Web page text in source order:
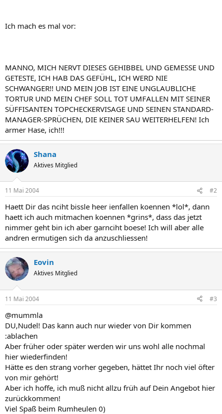
Ich mach es mal vor:
MANNO, MICH NERVT DIESES GEHIBBEL UND GEMESSE UND
GETESTE, ICH HAB DAS GEFÜHL, ICH WERD NIE
SCHWANGER!! UND MEIN JOB IST EINE UNGLAUBLICHE
TORTUR UND MEIN CHEF SOLL TOT UMFALLEN MIT SEINER
SÜFFISANTEN TOPCHECKERVISAGE UND SEINEN STANDARD-
MANAGER-SPRÜCHEN, DIE KEINER SAU WEITERHELFEN! Ich
armer Hase, ich!!!
Shana
Aktives Mitglied
11 Mai 2004 #2
Haett Dir das nciht bissle heer ienfallen koennen *lol*, dann
haett ich auch mitmachen koennen *grins*, dass das jetzt
nimmer geht bin ich aber garnciht boese! Ich will aber alle
andren ermutigen sich da anzuschliessen!
Eovin
Aktives Mitglied
11 Mai 2004 #3
@mummla
DU,Nudel! Das kann auch nur wieder von Dir kommen
:ablachen
Aber früher oder später werden wir uns wohl alle nochmal
hier wiederfinden!
Hätte es den strang vorher gegeben, hättet Ihr noch viel öfter
von mir gehört!
Aber ich hoffe, ich muß nicht allzu früh auf Dein Angebot hier
zurückkommen!
Viel Spaß beim Rumheulen 0)